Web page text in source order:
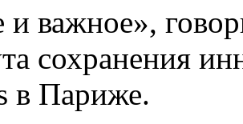
и важное»,
сохранения
в Париже.